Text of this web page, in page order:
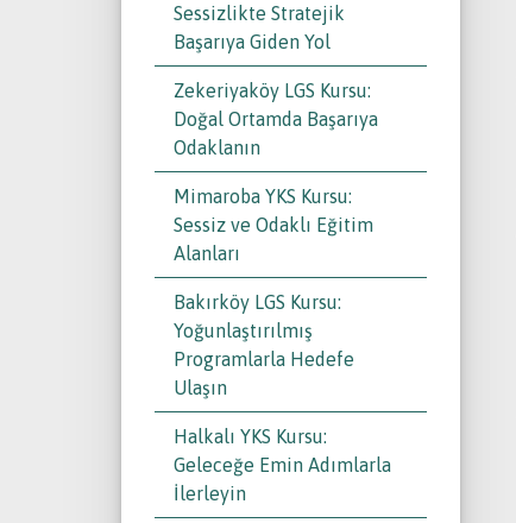
Sessizlikte Stratejik
Başarıya Giden Yol
Zekeriyaköy LGS Kursu:
Doğal Ortamda Başarıya
Odaklanın
Mimaroba YKS Kursu:
Sessiz ve Odaklı Eğitim
Alanları
Bakırköy LGS Kursu:
Yoğunlaştırılmış
Programlarla Hedefe
Ulaşın
Halkalı YKS Kursu:
Geleceğe Emin Adımlarla
İlerleyin